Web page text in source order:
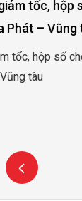
hạ cửa
hạ cửa đập